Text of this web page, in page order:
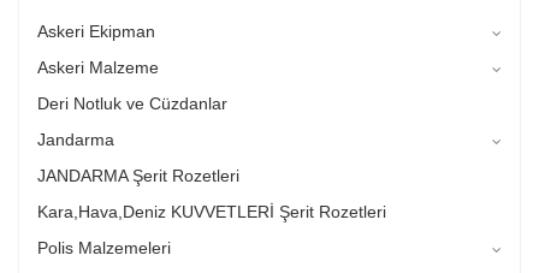
Askeri Ekipman
Askeri Malzeme
Deri Notluk ve Cüzdanlar
Jandarma
JANDARMA Şerit Rozetleri
Kara,Hava,Deniz KUVVETLERİ Şerit Rozetleri
Polis Malzemeleri